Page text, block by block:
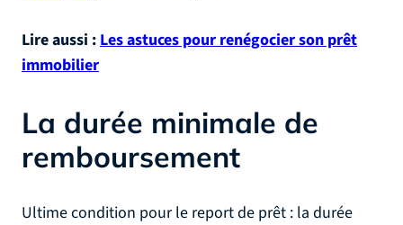
Lire aussi :Les astuces pour renégocier son prêt
immobilier
La durée minimale de
remboursement
Ultime condition pour le report de prêt : la durée